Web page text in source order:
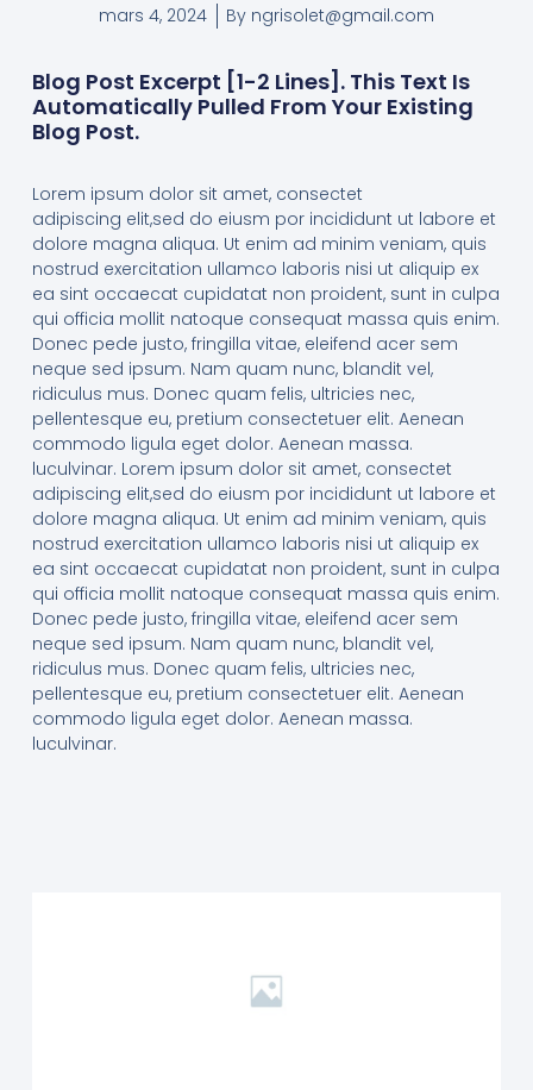
mars 4, 2024 By ngrisolet@gmail.com
Blog Post Excerpt [1-2 Lines]. This Text Is
Automatically Pulled From Your Existing
Blog Post.
Lorem ipsum dolor sit amet, consectet
adipiscing elit,sed do eiusm por incididunt ut labore et
dolore magna aliqua. Ut enim ad minim veniam, quis
nostrud exercitation ullamco laboris nisi ut aliquip ex
ea sint occaecat cupidatat non proident, sunt in culpa
qui officia mollit natoque consequat massa quis enim.
Donec pede justo, fringilla vitae, eleifend acer sem
neque sed ipsum. Nam quam nunc, blandit vel,
ridiculus mus. Donec quam felis, ultricies nec,
pellentesque eu, pretium consectetuer elit. Aenean
commodo ligula eget dolor. Aenean massa.
luculvinar. Lorem ipsum dolor sit amet, consectet
adipiscing elit,sed do eiusm por incididunt ut labore et
dolore magna aliqua. Ut enim ad minim veniam, quis
nostrud exercitation ullamco laboris nisi ut aliquip ex
ea sint occaecat cupidatat non proident, sunt in culpa
qui officia mollit natoque consequat massa quis enim.
Donec pede justo, fringilla vitae, eleifend acer sem
neque sed ipsum. Nam quam nunc, blandit vel,
ridiculus mus. Donec quam felis, ultricies nec,
pellentesque eu, pretium consectetuer elit. Aenean
commodo ligula eget dolor. Aenean massa.
luculvinar.